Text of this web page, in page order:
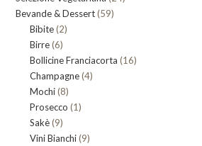
Bevande & Dessert 5959
Bibite 22
Birre 66
prodotti
Bollicine Franciacorta 1616
Champagne 44
Mochi 88
prodotti
Prosecco 11
Sakè 99
prodotti
Vini Bianchi 99